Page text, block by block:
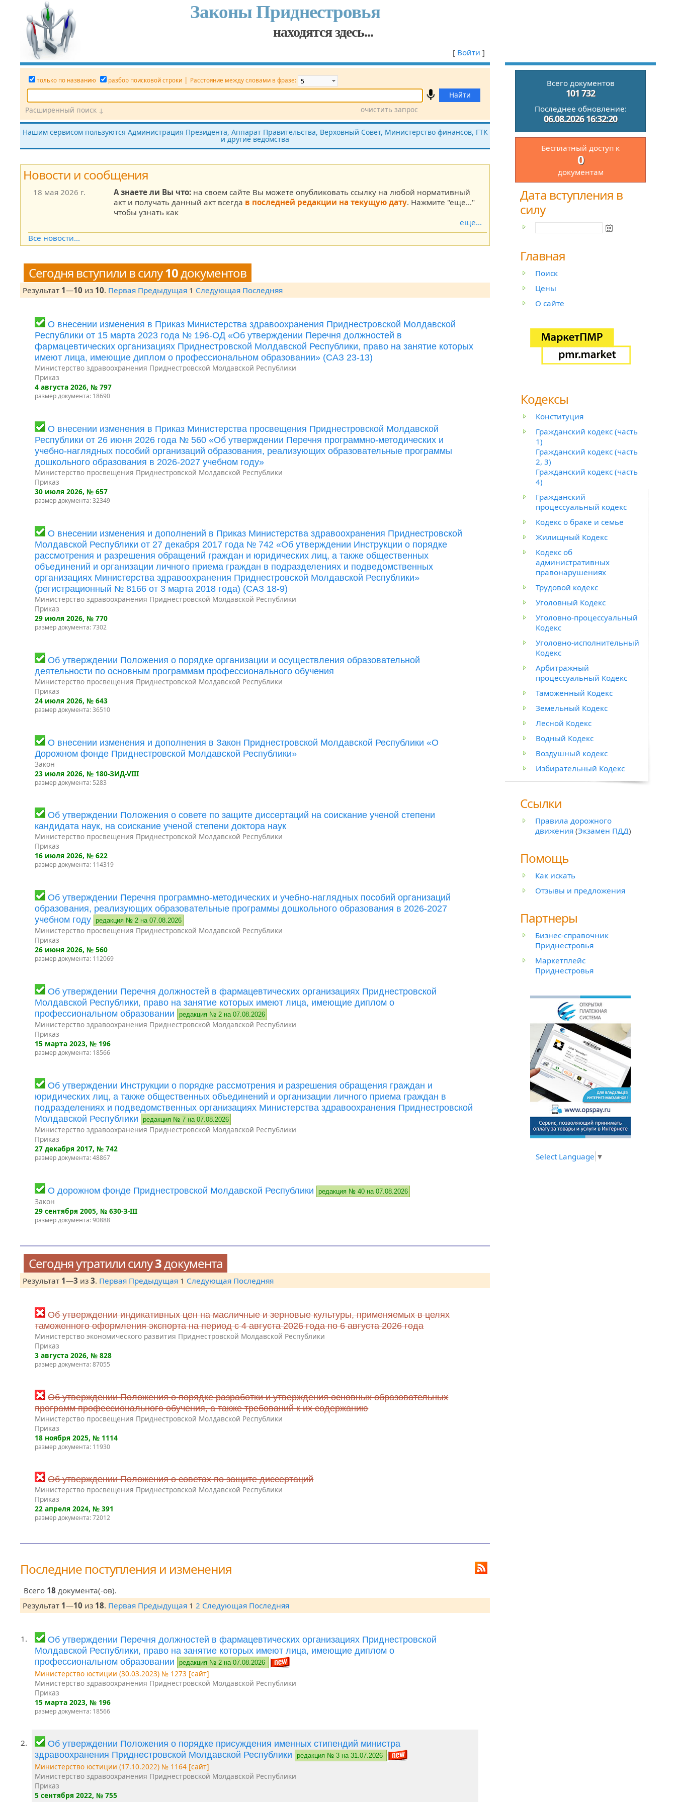
Законы Приднестровья
находятся здесь...
[ Войти ]
Всего документов
101 732
Последнее обновление:
06.08.2026 16:32:20
Бесплатный доступ к
0
документам
Дата вступления в
силу
Главная
Поиск
Цены
О сайте
Кодексы
Конституция
Гражданский кодекс (часть
1)
Гражданский кодекс (часть
2, 3)
Гражданский кодекс (часть
4)
Гражданский
процессуальный кодекс
Кодекс о браке и семье
Жилищный Кодекс
Кодекс об
административных
правонарушениях
Трудовой кодекс
Уголовный Кодекс
Уголовно-процессуальный
Кодекс
Уголовно-исполнительный
Кодекс
Арбитражный
процессуальный Кодекс
Таможенный Кодекс
Земельный Кодекс
Лесной Кодекс
Водный Кодекс
Воздушный кодекс
Избирательный Кодекс
Ссылки
Правила дорожного
движения (Экзамен ПДД)
Помощь
Как искать
Отзывы и предложения
Партнеры
Бизнес-справочник
Приднестровья
Маркетплейс
Приднестровья
Select Language ▼
только по названию разбор поисковой строки | Расстояние между словами в фразе:
Номер док. Дата Источник (САЗ)
без текста
очистить запрос
Расширенный поиск ↓
Нашим сервисом пользуются Администрация Президента, Аппарат Правительства, Верховный Совет, Министерство финансов, ГТК
и другие ведомства
Новости и сообщения
18 мая 2026 г. А знаете ли Вы что: на своем сайте Вы можете опубликовать ссылку на любой нормативный
акт и получать данный акт всегда в последней редакции на текущую дату. Нажмите "еще..."
чтобы узнать как
еще...
Все новости...
Сегодня вступили в силу10документов
Результат 1—10 из 10. Первая Предыдущая 1 Следующая Последняя
О внесении изменения в Приказ Министерства здравоохранения Приднестровской Молдавской
Республики от 15 марта 2023 года № 196-ОД «Об утверждении Перечня должностей в
фармацевтических организациях Приднестровской Молдавской Республики, право на занятие которых
имеют лица, имеющие диплом о профессиональном образовании» (САЗ 23-13)
Министерство здравоохранения Приднестровской Молдавской Республики
Приказ
4 августа 2026, № 797
размер документа: 18690
О внесении изменения в Приказ Министерства просвещения Приднестровской Молдавской
Республики от 26 июня 2026 года № 560 «Об утверждении Перечня программно-методических и
учебно-наглядных пособий организаций образования, реализующих образовательные программы
дошкольного образования в 2026-2027 учебном году»
Министерство просвещения Приднестровской Молдавской Республики
Приказ
30 июля 2026, № 657
размер документа: 32349
О внесении изменения и дополнений в Приказ Министерства здравоохранения Приднестровской
Молдавской Республики от 27 декабря 2017 года № 742 «Об утверждении Инструкции о порядке
рассмотрения и разрешения обращений граждан и юридических лиц, а также общественных
объединений и организации личного приема граждан в подразделениях и подведомственных
организациях Министерства здравоохранения Приднестровской Молдавской Республики»
(регистрационный № 8166 от 3 марта 2018 года) (САЗ 18-9)
Министерство здравоохранения Приднестровской Молдавской Республики
Приказ
29 июля 2026, № 770
размер документа: 7302
Об утверждении Положения о порядке организации и осуществления образовательной
деятельности по основным программам профессионального обучения
Министерство просвещения Приднестровской Молдавской Республики
Приказ
24 июля 2026, № 643
размер документа: 36510
О внесении изменения и дополнения в Закон Приднестровской Молдавской Республики «О
Дорожном фонде Приднестровской Молдавской Республики»
Закон
23 июля 2026, № 180-ЗИД-VIII
размер документа: 5283
Об утверждении Положения о совете по защите диссертаций на соискание ученой степени
кандидата наук, на соискание ученой степени доктора наук
Министерство просвещения Приднестровской Молдавской Республики
Приказ
16 июля 2026, № 622
размер документа: 114319
Об утверждении Перечня программно-методических и учебно-наглядных пособий организаций
образования, реализующих образовательные программы дошкольного образования в 2026-2027
учебном году
редакция № 2 на 07.08.2026
Министерство просвещения Приднестровской Молдавской Республики
Приказ
26 июня 2026, № 560
размер документа: 112069
Об утверждении Перечня должностей в фармацевтических организациях Приднестровской
Молдавской Республики, право на занятие которых имеют лица, имеющие диплом о
профессиональном образовании
редакция № 2 на 07.08.2026
Министерство здравоохранения Приднестровской Молдавской Республики
Приказ
15 марта 2023, № 196
размер документа: 18566
Об утверждении Инструкции о порядке рассмотрения и разрешения обращения граждан и
юридических лиц, а также общественных объединений и организации личного приема граждан в
подразделениях и подведомственных организациях Министерства здравоохранения Приднестровской
Молдавской Республики
редакция № 7 на 07.08.2026
Министерство здравоохранения Приднестровской Молдавской Республики
Приказ
27 декабря 2017, № 742
размер документа: 48867
О дорожном фонде Приднестровской Молдавской Республики редакция № 40 на 07.08.2026
Закон
29 сентября 2005, № 630-З-III
размер документа: 90888
Сегодня утратили силу3документа
Результат 1—3 из 3. Первая Предыдущая 1 Следующая Последняя
Об утверждении индикативных цен на масличные и зерновые культуры, применяемых в целях
таможенного оформления экспорта на период с 4 августа 2026 года по 6 августа 2026 года
Министерство экономического развития Приднестровской Молдавской Республики
Приказ
3 августа 2026, № 828
размер документа: 87055
Об утверждении Положения о порядке разработки и утверждения основных образовательных
программ профессионального обучения, а также требований к их содержанию
Министерство просвещения Приднестровской Молдавской Республики
Приказ
18 ноября 2025, № 1114
размер документа: 11930
Об утверждении Положения о советах по защите диссертаций
Министерство просвещения Приднестровской Молдавской Республики
Приказ
22 апреля 2024, № 391
размер документа: 72012
Последние поступления и изменения
Всего 18 документа(-ов).
Результат 1—10 из 18. Первая Предыдущая 1 2 Следующая Последняя
1.
Об утверждении Перечня должностей в фармацевтических организациях Приднестровской
Молдавской Республики, право на занятие которых имеют лица, имеющие диплом о
профессиональном образовании
редакция № 2 на 07.08.2026
Министерство юстиции (30.03.2023) № 1273 [сайт]
Министерство здравоохранения Приднестровской Молдавской Республики
Приказ
15 марта 2023, № 196
размер документа: 18566
2.
Об утверждении Положения о порядке присуждения именных стипендий министра
здравоохранения Приднестровской Молдавской Республики
редакция № 3 на 31.07.2026
Министерство юстиции (17.10.2022) № 1164 [сайт]
Министерство здравоохранения Приднестровской Молдавской Республики
Приказ
5 сентября 2022, № 755